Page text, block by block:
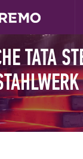
TATA